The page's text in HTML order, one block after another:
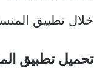
خلال تطبيق
تحميل تطبيق